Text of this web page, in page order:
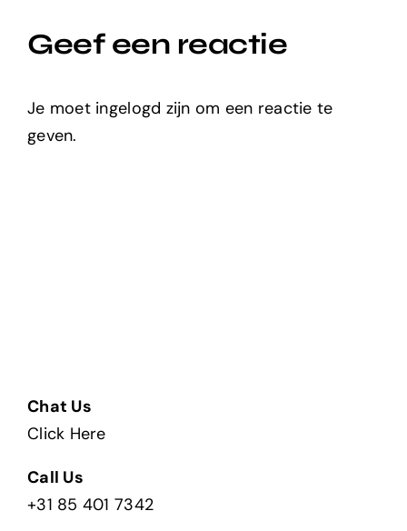
Geef een reactie
Je moet ingelogd zijn om een reactie te
geven.
Chat Us
Click Here
Call Us
+31 85 401 7342